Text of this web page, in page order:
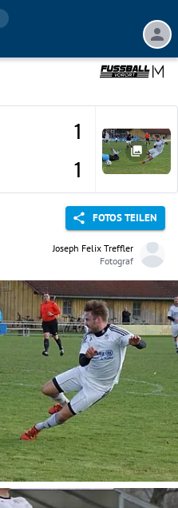
1
1
FOTOS TEILEN
Joseph Felix Treffler
Fotograf